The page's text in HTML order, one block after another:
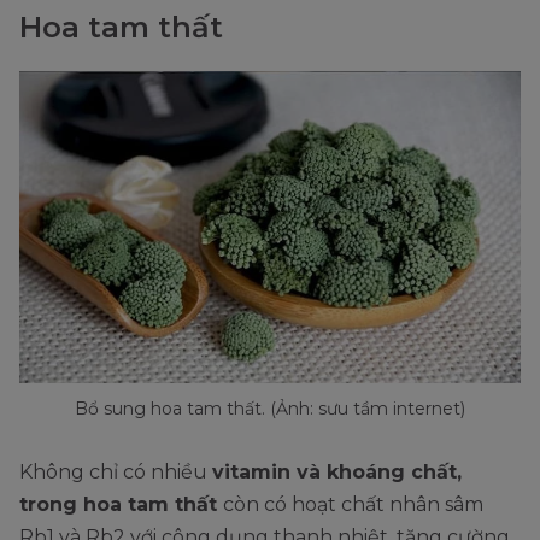
Hoa tam thất
Bổ sung hoa tam thất. (Ảnh: sưu tầm internet)
Không chỉ có nhiều vitamin và khoáng chất,
trong hoa tam thất còn có hoạt chất nhân sâm